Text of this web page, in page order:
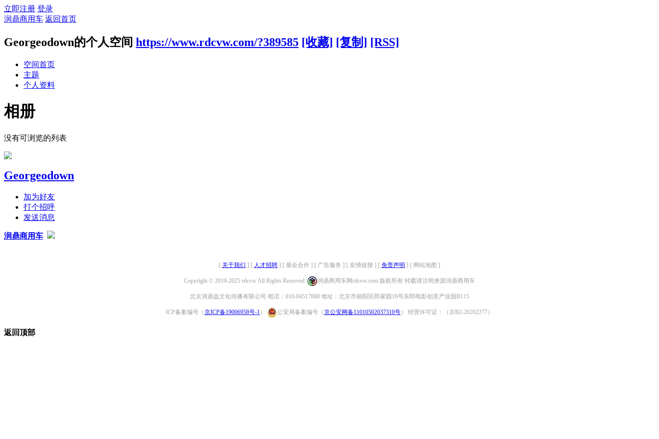
立即注册 登录
润鼎商用车 返回首页
Georgeodown的个人空间 https://www.rdcvw.com/?389585 [收藏] [复制] [RSS]
空间首页
主题
个人资料
相册
没有可浏览的列表
Georgeodown
加为好友
打个招呼
发送消息
润鼎商用车
[ 关于我们 ] [ 人才招聘 ] [ 展会合作 ] [ 广告服务 ] [ 友情链接 ] [ 免责声明 ] [ 网站地图 ]
Copyright © 2019-2025 rdcvw All Rights Reserved. 润鼎商用车网rdcvw.com 版权所有 转载请注明来源润鼎商用车
北京润鼎益文化传播有限公司 电话：010-84517888 地址：北京市朝阳区郎家园10号东郎电影创意产业园B115
ICP备案编号（京ICP备19006958号-1 ） 公安局备案编号（京公安网备11010502037310号） 经营许可证：（京B2-20202277）
返回顶部